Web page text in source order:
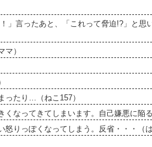
」言ったあと、「これって脅迫!?」と思
）
ったり…（ねこ157）
なってきてしまいます。自己嫌悪に陥
りっぽくなってしまう。反省・・・（は